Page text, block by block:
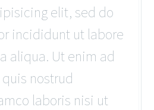
elit, sed do
incididunt ut labore
aliqua. Ut enim ad
nostrud
laboris nisi ut